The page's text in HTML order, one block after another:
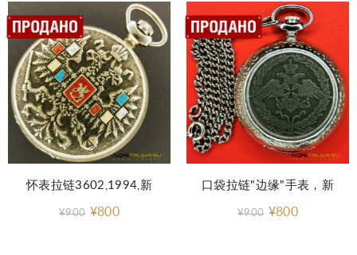
怀表拉链3602,1994,新
¥900 ¥800
口袋拉链"边缘"手表，新
¥900 ¥800